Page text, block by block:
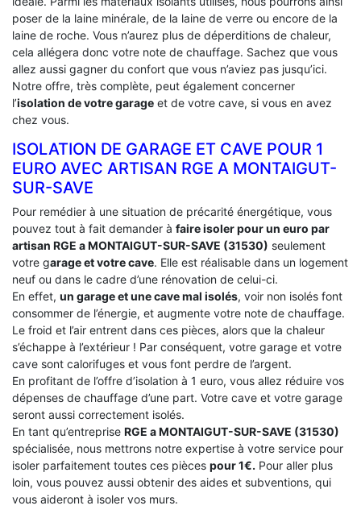
poser de la laine minérale, de la laine de verre ou encore de la
laine de roche. Vous n’aurez plus de déperditions de chaleur,
cela allégera donc votre note de chauffage. Sachez que vous
allez aussi gagner du confort que vous n’aviez pas jusqu’ici.
Notre offre, très complète, peut également concerner
l’isolation de votre garage et de votre cave, si vous en avez
chez vous.
ISOLATION DE GARAGE ET CAVE POUR 1
EURO AVEC ARTISAN RGE A MONTAIGUT-
SUR-SAVE
Pour remédier à une situation de précarité énergétique, vous
pouvez tout à fait demander à faire isoler pour un euro par
artisan RGE a MONTAIGUT-SUR-SAVE (31530) seulement
votre garage et votre cave. Elle est réalisable dans un logement
neuf ou dans le cadre d’une rénovation de celui-ci.
En effet, un garage et une cave mal isolés, voir non isolés font
consommer de l’énergie, et augmente votre note de chauffage.
Le froid et l’air entrent dans ces pièces, alors que la chaleur
s’échappe à l’extérieur ! Par conséquent, votre garage et votre
cave sont calorifuges et vous font perdre de l’argent.
En profitant de l’offre d’isolation à 1 euro, vous allez réduire vos
dépenses de chauffage d’une part. Votre cave et votre garage
seront aussi correctement isolés.
En tant qu’entreprise RGE a MONTAIGUT-SUR-SAVE (31530)
spécialisée, nous mettrons notre expertise à votre service pour
isoler parfaitement toutes ces pièces pour 1€. Pour aller plus
loin, vous pouvez aussi obtenir des aides et subventions, qui
vous aideront à isoler vos murs.